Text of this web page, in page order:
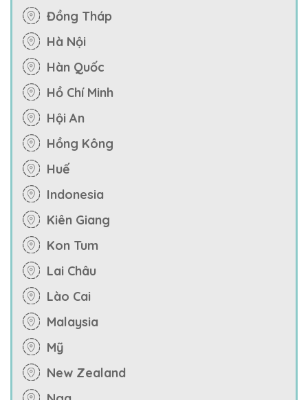
Đồng Tháp
Hà Nội
Hàn Quốc
Hồ Chí Minh
Hội An
Hồng Kông
Huế
Indonesia
Kiên Giang
Kon Tum
Lai Châu
Lào Cai
Malaysia
Mỹ
New Zealand